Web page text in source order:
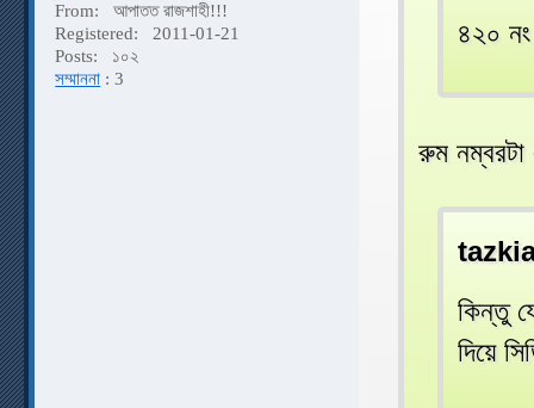
From:
আপাতত রাজশাহী!!!
Registered:
2011-01-21
Posts:
১০২
সম্মাননা : 3
৪২০ নং
রুম
কিন্তু
দিয়ে